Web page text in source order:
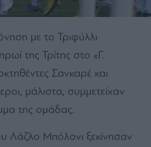
με το Τριφύλλι
της Τρίτης στο «Γ.
Σανκαρέ και
μάλιστα, συμμετείχαν
της ομάδας.
Λάζλο Μπόλονι ξεκίνησαν